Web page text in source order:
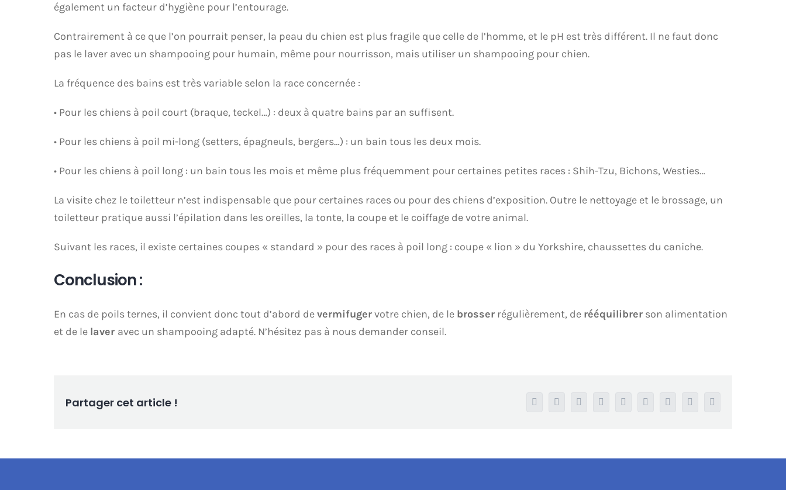
également un facteur d’hygiène pour l’entourage.
Contrairement à ce que l’on pourrait penser, la peau du chien est plus fragile que celle de l’homme, et le pH est très différent. Il ne faut donc
pas le laver avec un shampooing pour humain, même pour nourrisson, mais utiliser un shampooing pour chien.
La fréquence des bains est très variable selon la race concernée :
• Pour les chiens à poil court (braque, teckel…) : deux à quatre bains par an suffisent.
• Pour les chiens à poil mi-long (setters, épagneuls, bergers…) : un bain tous les deux mois.
• Pour les chiens à poil long : un bain tous les mois et même plus fréquemment pour certaines petites races : Shih-Tzu, Bichons, Westies…
La visite chez le toiletteur n’est indispensable que pour certaines races ou pour des chiens d’exposition. Outre le nettoyage et le brossage, un
toiletteur pratique aussi l’épilation dans les oreilles, la tonte, la coupe et le coiffage de votre animal.
Suivant les races, il existe certaines coupes « standard » pour des races à poil long : coupe « lion » du Yorkshire, chaussettes du caniche.
Conclusion :
En cas de poils ternes, il convient donc tout d’abord devermifugervotre chien, de le brosser régulièrement, de rééquilibrer son alimentation
et de le laver avec un shampooing adapté. N’hésitez pas à nous demander conseil.
Partager cet article ! Facebook
X RedditLinkedInWhatsAppTumblrPinterestVk Email